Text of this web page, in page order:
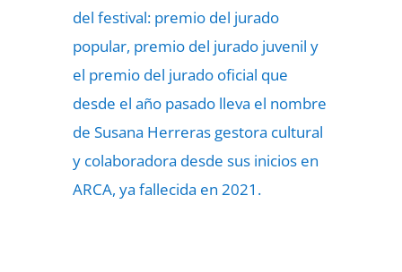
del festival: premio del jurado
popular, premio del jurado juvenil y
el premio del jurado oficial que
desde el año pasado lleva el nombre
de Susana Herreras gestora cultural
y colaboradora desde sus inicios en
ARCA, ya fallecida en 2021.